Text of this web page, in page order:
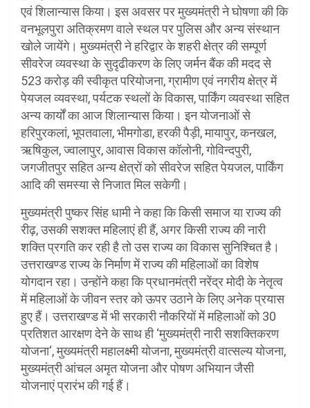
एवं शिलान्यास किया। इस अवसर पर मुख्यमंत्री ने घोषणा की कि
वनभूलपुरा अतिक्रमण वाले स्थल पर पुलिस और अन्य संस्थान
खोले जायेंगे। मुख्यमंत्री ने हरिद्वार के शहरी क्षेत्र की सम्पूर्ण
सीवरेज व्यवस्था के सुदृढीकरण के लिए जर्मन बैंक की मदद से
523 करोड़ की स्वीकृत परियोजना, ग्रामीण एवं नगरीय क्षेत्र में
पेयजल व्यवस्था, पर्यटक स्थलों के विकास, पार्किंग व्यवस्था सहित
अन्य कार्यों का आज शिलान्यास किया। इन योजनाओं से
हरिपुरकलां, भूपतवाला, भीमगोडा, हरकी पैड़ी, मायापुर, कनखल,
ऋषिकुल, ज्वालापुर, आवास विकास कॉलोनी, गोविन्दपुरी,
जगजीतपुर सहित अन्य क्षेत्रों को सीवरेज सहित पेयजल, पार्किंग
आदि की समस्या से निजात मिल सकेगी।
मुख्यमंत्री पुष्कर सिंह धामी ने कहा कि किसी समाज या राज्य की
रीढ़, उसकी सशक्त महिलाएं ही हैं, अगर किसी राज्य की नारी
शक्ति प्रगति कर रही है तो उस राज्य का विकास सुनिश्चित है।
उत्तराखण्ड राज्य के निर्माण में राज्य की महिलाओं का विशेष
योगदान रहा। उन्होंने कहा कि प्रधानमंत्री नरेंद्र मोदी के नेतृत्व
में महिलाओं के जीवन स्तर को ऊपर उठाने के लिए अनेक प्रयास
हुए हैं। उत्तराखण्ड में भी सरकारी नौकरियों में महिलाओं को 30
प्रतिशत आरक्षण देने के साथ ही ‘मुख्यमंत्री नारी सशक्तिकरण
योजना‘, मुख्यमंत्री महालक्ष्मी योजना, मुख्यमंत्री वात्सल्य योजना,
मुख्यमंत्री आंचल अमृत योजना और पोषण अभियान जैसी
योजनाएं प्रारंभ की गई हैं।